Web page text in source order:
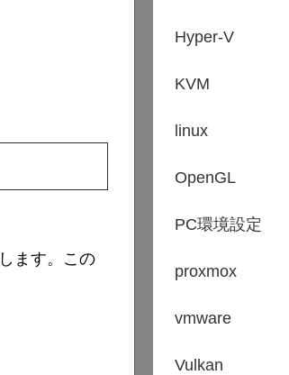
ます。この
Hyper-V
KVM
linux
OpenGL
PC環境設定
proxmox
vmware
Vulkan